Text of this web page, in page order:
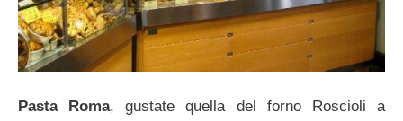
Pasta Roma, gustate quella del forno Roscioli a